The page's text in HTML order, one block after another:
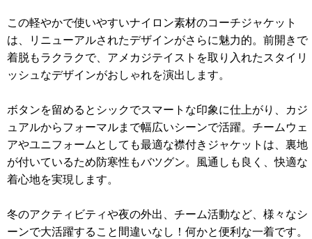
この軽やかで使いやすいナイロン素材のコーチジャケット
は、リニューアルされたデザインがさらに魅力的。前開きで
着脱もラクラクで、アメカジテイストを取り入れたスタイリ
ッシュなデザインがおしゃれを演出します。
ボタンを留めるとシックでスマートな印象に仕上がり、カジ
ュアルからフォーマルまで幅広いシーンで活躍。チームウェ
アやユニフォームとしても最適な襟付きジャケットは、裏地
が付いているため防寒性もバツグン。風通しも良く、快適な
着心地を実現します。
冬のアクティビティや夜の外出、チーム活動など、様々なシ
ーンで大活躍すること間違いなし！何かと便利な一着です。